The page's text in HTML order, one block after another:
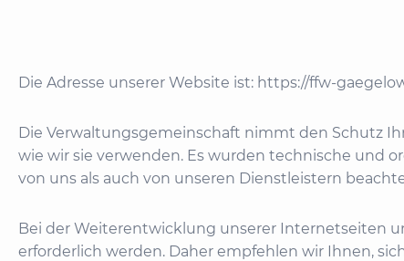
Die Adresse unserer Website ist: https://ffw-
Die Verwaltungsgemeinschaft nimmt den Schutz
wie wir sie verwenden. Es wurden technische und
von uns als auch von unseren Dienstleistern
Bei der Weiterentwicklung unserer Internetseiten
erforderlich werden. Daher empfehlen wir Ihnen,